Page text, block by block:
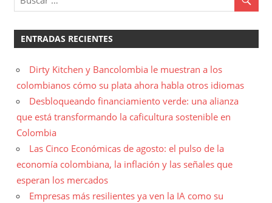
ENTRADAS RECIENTES
Dirty Kitchen y Bancolombia le muestran a los
colombianos cómo su plata ahora habla otros idiomas
Desbloqueando financiamiento verde: una alianza
que está transformando la caficultura sostenible en
Colombia
Las Cinco Económicas de agosto: el pulso de la
economía colombiana, la inflación y las señales que
esperan los mercados
Empresas más resilientes ya ven la IA como su